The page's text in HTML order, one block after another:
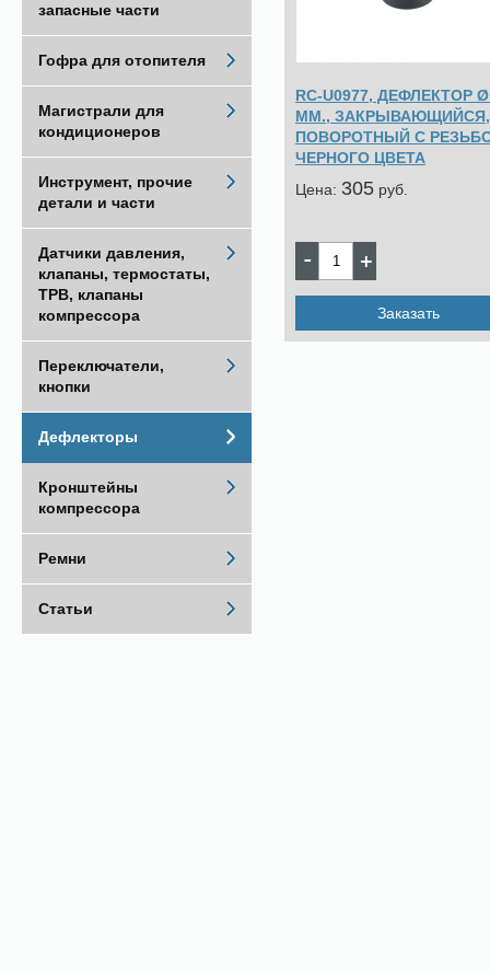
RC-U0977, ДЕФЛЕКТОР Ø
ММ., ЗАКРЫВАЮЩИЙСЯ,
ПОВОРОТНЫЙ С
ЧЕРНОГО ЦВЕТА
Цена: 305 pуб.
Заказать
запасные части
Гофра для отопителя
Магистрали для
кондиционеров
Инструмент, прочие
детали и части
Датчики давления,
клапаны, термостаты,
ТРВ, клапаны
компрессора
Переключатели,
кнопки
Дефлекторы
Кронштейны
компрессора
Ремни
Статьи